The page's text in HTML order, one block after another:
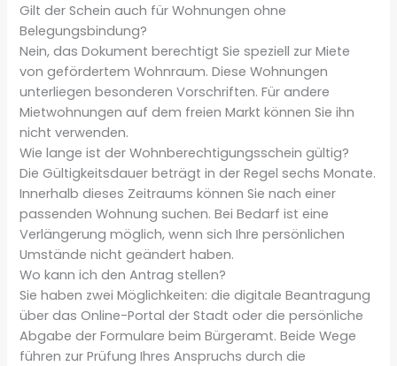
Gilt der Schein auch für Wohnungen ohne
Belegungsbindung?
Nein, das Dokument berechtigt Sie speziell zur Miete
von gefördertem Wohnraum. Diese Wohnungen
unterliegen besonderen Vorschriften. Für andere
Mietwohnungen auf dem freien Markt können Sie ihn
nicht verwenden.
Wie lange ist der Wohnberechtigungsschein gültig?
Die Gültigkeitsdauer beträgt in der Regel sechs Monate.
Innerhalb dieses Zeitraums können Sie nach einer
passenden Wohnung suchen. Bei Bedarf ist eine
Verlängerung möglich, wenn sich Ihre persönlichen
Umstände nicht geändert haben.
Wo kann ich den Antrag stellen?
Sie haben zwei Möglichkeiten: die digitale Beantragung
über das Online-Portal der Stadt oder die persönliche
Abgabe der Formulare beim Bürgeramt. Beide Wege
führen zur Prüfung Ihres Anspruchs durch die